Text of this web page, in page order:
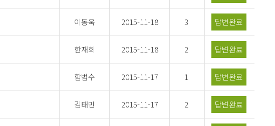
이동욱 2015-11-18 3 답변완료
한재희 2015-11-18 2 답변완료
함범수 2015-11-17 1 답변완료
김태민 2015-11-17 2 답변완료